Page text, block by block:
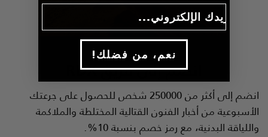
انضم إلى فريقRDX
انضم إلى أكثر من 250000 شخص للحصول على جرعتك
الأسبوعية من أخبار الفنون القتالية المختلطة والملاكمة
واللياقة البدنية، مع رمز خصم بنسبة 10%.
!نعم، من فضلك